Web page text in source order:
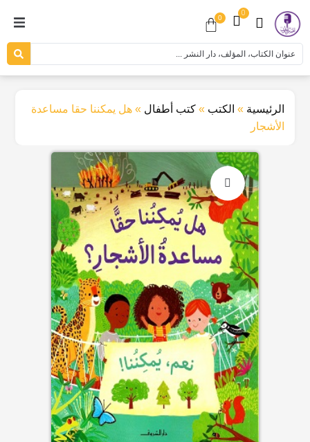
0
0
الرئيسية » الكتب »كتب أطفال »هل يمكننا حقا مساعدة
الأشجار